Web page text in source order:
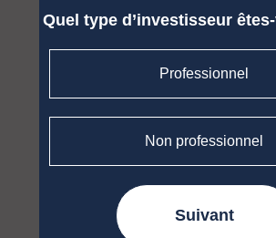
Quel type d’investisseur
Professionnel
Non professionnel
Suivant